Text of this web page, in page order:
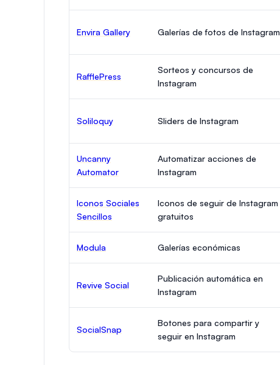
Envira Gallery Galerías de fotos de Instagram
RafflePress
Sorteos y concursos de
Instagram
Soliloquy Sliders de Instagram
Uncanny
Automator
Automatizar acciones de
Instagram
Iconos Sociales
Sencillos
Iconos de seguir de Instagram
gratuitos
Modula Galerías económicas
Revive Social
Publicación automática en
Instagram
SocialSnap
Botones para compartir y
seguir en Instagram